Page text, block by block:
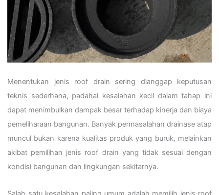
Menentukan jenis roof drain sering dianggap keputusan
teknis sederhana, padahal kesalahan kecil dalam tahap ini
dapat menimbulkan dampak besar terhadap kinerja dan biaya
pemeliharaan bangunan. Banyak permasalahan drainase atap
muncul bukan karena kualitas produk yang buruk, melainkan
akibat pemilihan jenis roof drain yang tidak sesuai dengan
kondisi bangunan dan lingkungan sekitarnya.